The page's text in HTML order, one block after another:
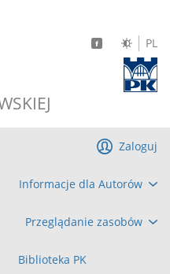
PL
Informacje dla Autorów
Przeglądanie zasobów
Biblioteka PK
Zaloguj